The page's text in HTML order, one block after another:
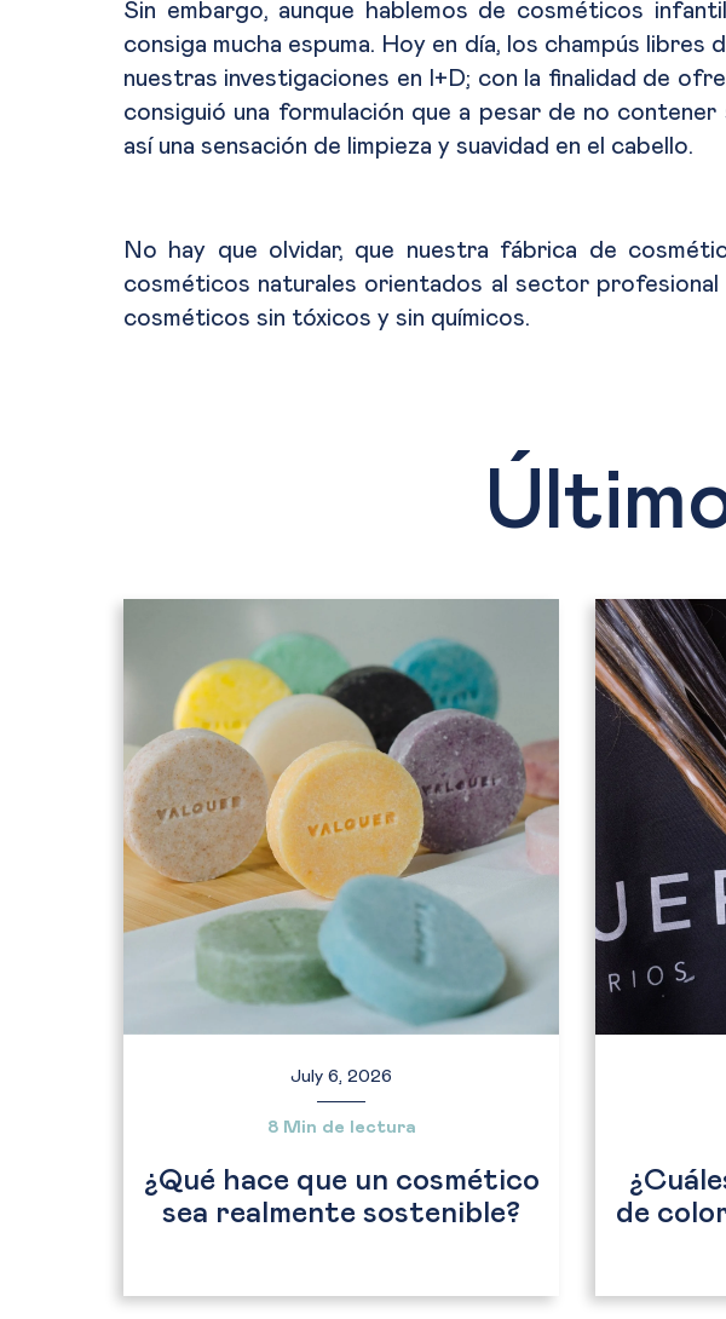
Sin embargo, aunque hablemos de cosméticos
consiga mucha espuma. Hoy en día, los champús
nuestras investigaciones en I+D; con la finalidad de
consiguió una formulación que a pesar de no
así una sensación de limpieza y suavidad en el cabello.
No hay que olvidar, que nuestra fábrica de
cosméticos naturales orientados al sector
cosméticos sin tóxicos y sin químicos.
July 6, 2026
8 Min de lectura
¿Qué hace que un cosmético
sea realmente sostenible?
de